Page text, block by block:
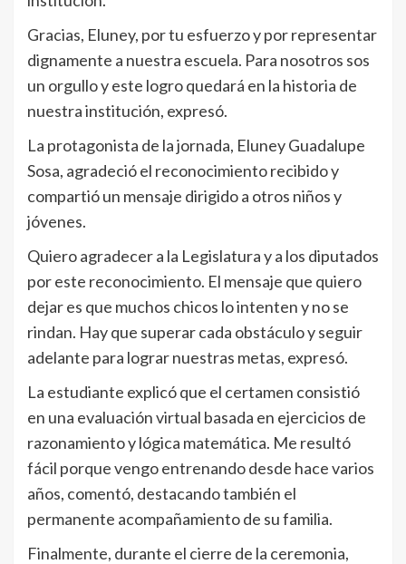
Gracias, Eluney, por tu esfuerzo y por representar
dignamente a nuestra escuela. Para nosotros sos
un orgullo y este logro quedará en la historia de
nuestra institución, expresó.
La protagonista de la jornada, Eluney Guadalupe
Sosa, agradeció el reconocimiento recibido y
compartió un mensaje dirigido a otros niños y
jóvenes.
Quiero agradecer a la Legislatura y a los diputados
por este reconocimiento. El mensaje que quiero
dejar es que muchos chicos lo intenten y no se
rindan. Hay que superar cada obstáculo y seguir
adelante para lograr nuestras metas, expresó.
La estudiante explicó que el certamen consistió
en una evaluación virtual basada en ejercicios de
razonamiento y lógica matemática. Me resultó
fácil porque vengo entrenando desde hace varios
años, comentó, destacando también el
permanente acompañamiento de su familia.
Finalmente, durante el cierre de la ceremonia,